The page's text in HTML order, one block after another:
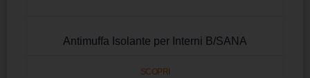
Antimuffa Isolante per Interni B/SANA
SCOPRI